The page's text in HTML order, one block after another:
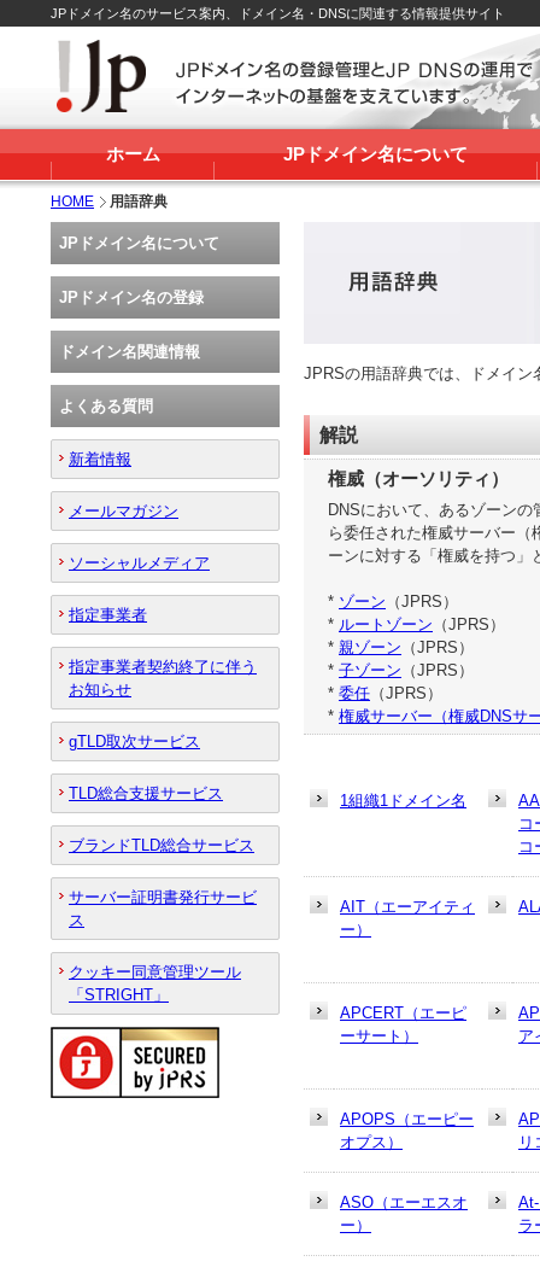
JPドメイン名のサービス案内、ドメイン名・DNSに関連する情報提供サイト
ホーム JPドメイン名について
HOME 用語辞典
JPRSの用語辞典では、ドメイ
解説
権威（オーソリティ）
DNSにおいて、あるゾーン
ら委任された権威サーバー
ーンに対する「権威を持つ」
* ゾーン （JPRS）
* ルートゾーン （JPRS）
* 親ゾーン （JPRS）
* 子ゾーン （JPRS）
* 委任 （JPRS）
* 権威サーバー（権威DNSサ
1組織1ドメイン名
コ
コ
AIT（エーアイティ
ー）
APCERT（エーピ
ーサート）
ア
APOPS（エーピー
オプス）
リ
ASO（エーエスオ
ー）
ラ
JPドメイン名について
JPドメイン名の登録
ドメイン名関連情報
よくある質問
新着情報
メールマガジン
ソーシャルメディア
指定事業者
指定事業者契約終了に伴う
お知らせ
gTLD取次サービス
TLD総合支援サービス
ブランドTLD総合サービス
サーバー証明書発行サービ
ス
クッキー同意管理ツール
「STRIGHT」